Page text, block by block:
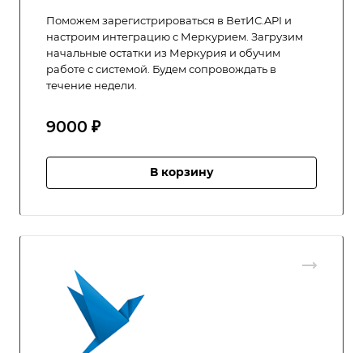
Поможем зарегистрироваться в ВетИС.API и
настроим интеграцию с Меркурием. Загрузим
начальные остатки из Меркурия и обучим
работе с системой. Будем сопровождать в
течение недели.
9000 ₽
В корзину